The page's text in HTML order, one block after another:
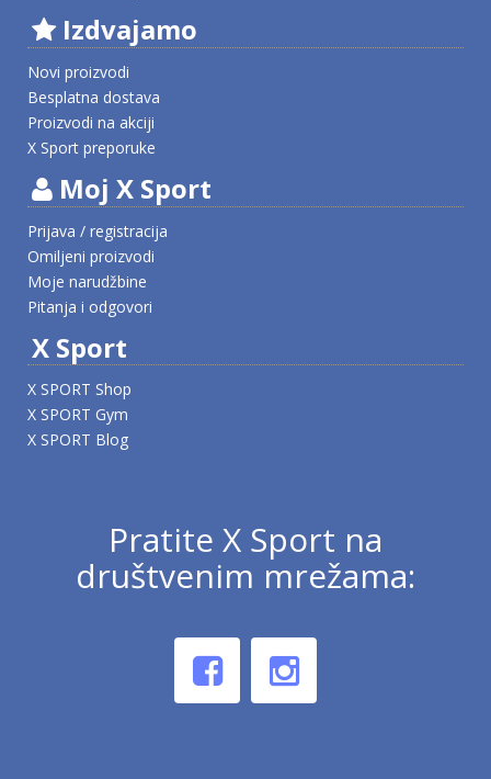
Izdvajamo
Novi proizvodi
Besplatna dostava
Proizvodi na akciji
X Sport preporuke
Moj X Sport
Prijava / registracija
Omiljeni proizvodi
Moje narudžbine
Pitanja i odgovori
X Sport
X SPORT Shop
X SPORT Gym
X SPORT Blog
Pratite X Sport na
društvenim mrežama: